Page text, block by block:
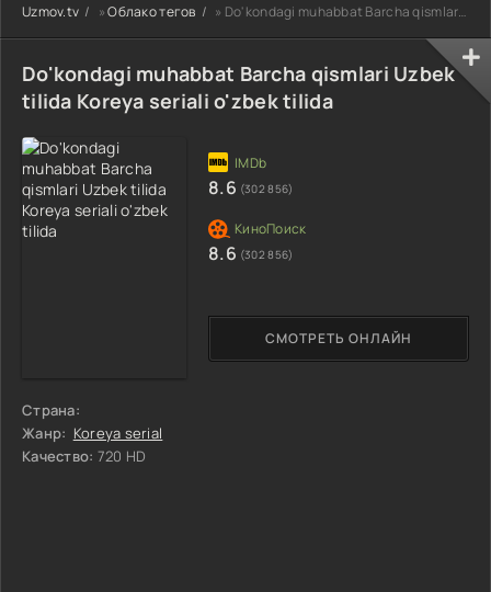
tarjima kino Full
HD tas-ix
Uzmov.tv »Облако тегов » Do'kondagi muhabbat Barcha qismlari Uzbek tilida Koreya seriali o'zbek tilida
Do'kondagi muhabbat Barcha qismlari Uzbek
tilida Koreya seriali o'zbek tilida
Страна:
Жанр: Koreya serial
Качество: 720 HD
СМОТРЕТЬ ОНЛАЙН
8.6 (302 856)
8.6 (302 856)